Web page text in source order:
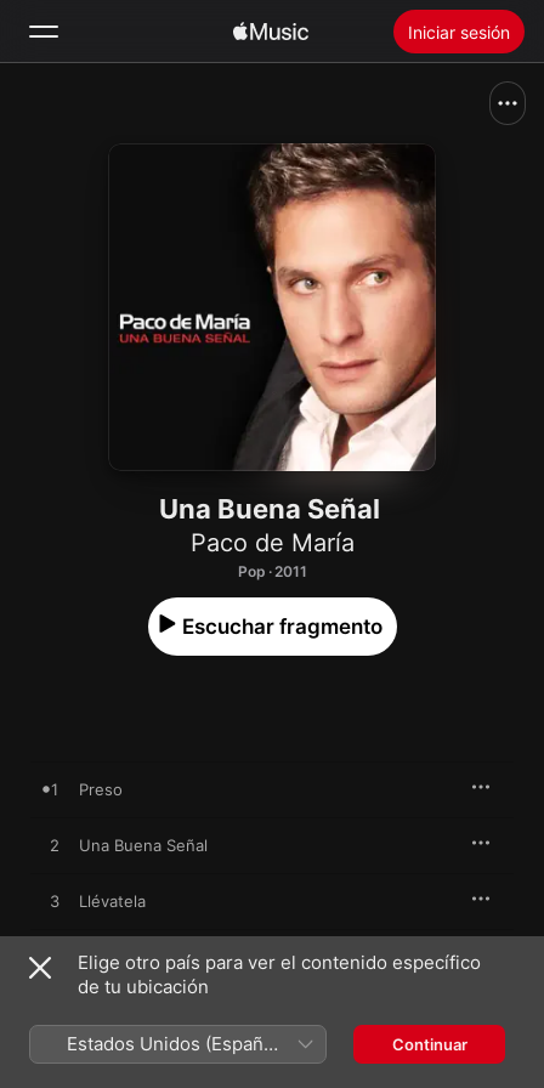
Iniciar sesión
Instalar Apple Music
Una Buena Señal
Paco de María
Pop · 2011
Escuchar fragmento
1 Preso
2 Una Buena Señal
3 Llévatela
4 Una Mañana
6 Tu Cabeza En Mi Hombro
Elige otro país para ver el contenido específico
de tu ubicación
Estados Unidos (Español
México)
Continuar